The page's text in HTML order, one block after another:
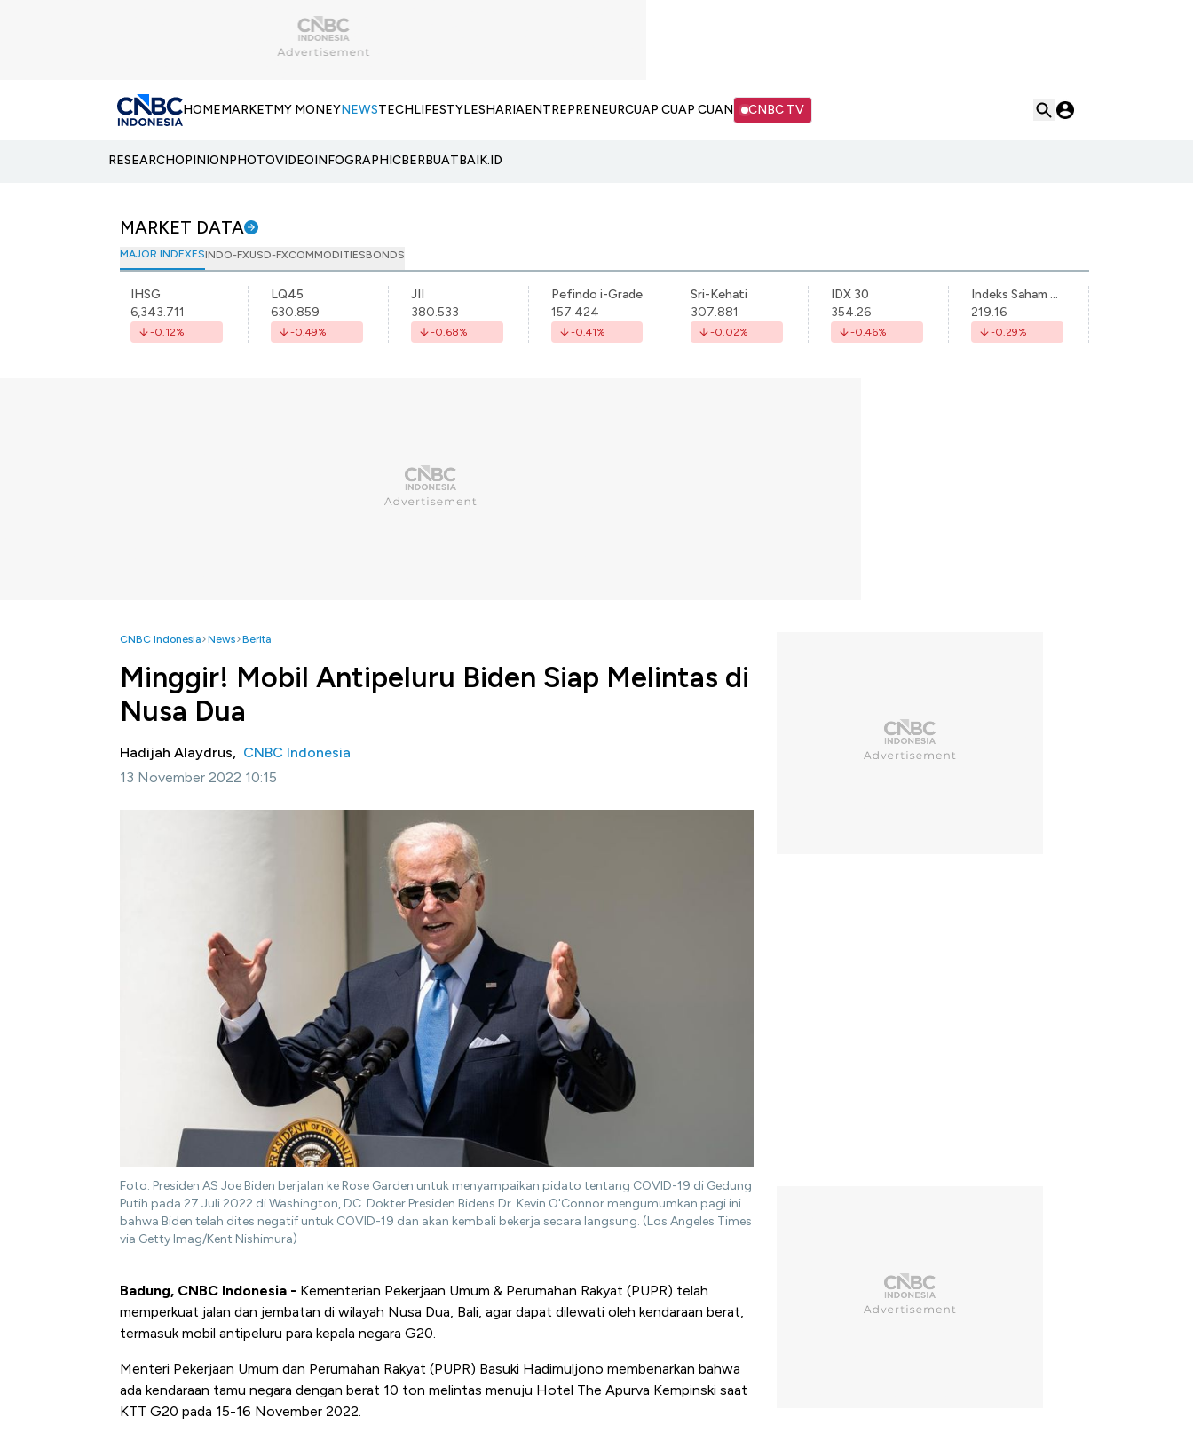
HOMEMARKETMY MONEYNEWSTECHLIFESTYLESHARIAENTREPRENEURCUAP CUAP CUAN CNBC TV
RESEARCHOPINIONPHOTOVIDEOINFOGRAPHICBERBUATBAIK.ID
MARKET DATA
MAJOR INDEXESINDO-FXUSD-FXCOMMODITIESBONDS
IHSG
6,343.711
-0.12%
LQ45
630.859
-0.49%
JII
380.533
-0.68%
Pefindo i-Grade
157.424
-0.41%
Sri-Kehati
307.881
-0.02%
IDX 30
354.26
-0.46%
Indeks Saham Syariah Indonesia
219.16
-0.29%
CNBC Indonesia News Berita
Minggir! Mobil Antipeluru Biden Siap Melintas di
Nusa Dua
Hadijah Alaydrus, CNBC Indonesia
13 November 2022 10:15
Foto: Presiden AS Joe Biden berjalan ke Rose Garden untuk menyampaikan pidato tentang COVID-19 di Gedung
Putih pada 27 Juli 2022 di Washington, DC. Dokter Presiden Bidens Dr. Kevin O'Connor mengumumkan pagi ini
bahwa Biden telah dites negatif untuk COVID-19 dan akan kembali bekerja secara langsung. (Los Angeles Times
via Getty Imag/Kent Nishimura)
Badung, CNBC Indonesia - Kementerian Pekerjaan Umum & Perumahan Rakyat (PUPR) telah
memperkuat jalan dan jembatan di wilayah Nusa Dua, Bali, agar dapat dilewati oleh kendaraan berat,
termasuk mobil antipeluru para kepala negara G20.
Menteri Pekerjaan Umum dan Perumahan Rakyat (PUPR) Basuki Hadimuljono membenarkan bahwa
ada kendaraan tamu negara dengan berat 10 ton melintas menuju Hotel The Apurva Kempinski saat
KTT G20 pada 15-16 November 2022.